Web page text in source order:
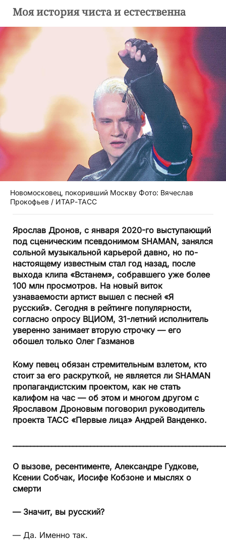
Моя история чиста и естественна
Новомосковец, покоривший Москву Фото: Вячеслав
Прокофьев / ИТАР-ТАСС
Ярослав Дронов, с января 2020-го выступающий
под сценическим псевдонимом SHAMAN, занялся
сольной музыкальной карьерой давно, но по-
настоящему известным стал год назад, после
выхода клипа «Встанем», собравшего уже более
100 млн просмотров. На новый виток
узнаваемости артист вышел с песней «Я
русский». Сегодня в рейтинге популярности,
согласно опросу ВЦИОМ, 31-летний исполнитель
уверенно занимает вторую строчку — его
обошел только Олег Газманов
Кому певец обязан стремительным взлетом, кто
стоит за его раскруткой, не является ли SHAMAN
пропагандистским проектом, как не стать
калифом на час — об этом и многом другом с
Ярославом Дроновым поговорил руководитель
проекта ТАСС «Первые лица» Андрей Ванденко.
О вызове, ресентименте, Александре Гудкове,
Ксении Собчак, Иосифе Кобзоне и мыслях о
смерти
— Значит, вы русский?
— Да. Именно так.